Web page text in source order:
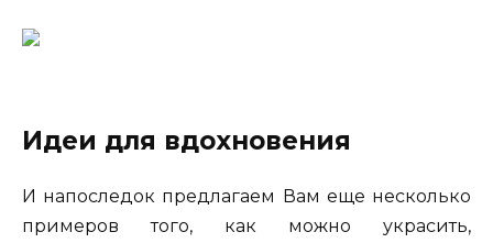
Идеи для вдохновения
И напоследок предлагаем Вам еще несколько
примеров того, как можно украсить,